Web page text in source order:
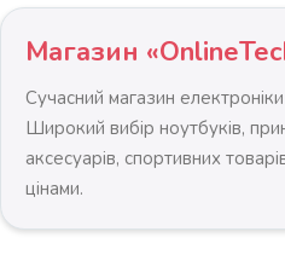
Магазин
Сучасний магазин
Широкий вибір ноутбуків,
аксесуарів, спортивних
цінами.